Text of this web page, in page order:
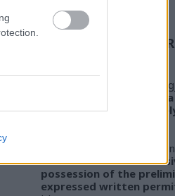
AZ A BIZONYOS
FIGYELEM! Az oldalon
kizárólag
előzetes írásbeli
This work or
allowed to be used
possession of the
expressed written